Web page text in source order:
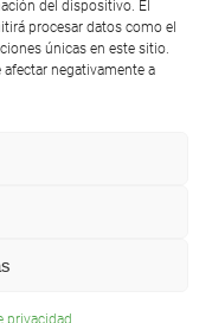
del dispositivo. El
procesar datos como el
únicas en este sitio.
negativamente a
privacidad
legal